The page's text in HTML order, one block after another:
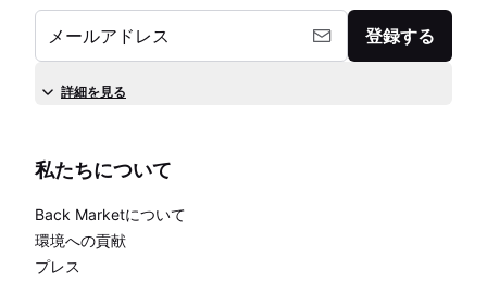
メールアドレス 登録する
詳細を見る
私たちについて
Back Marketについて
環境への貢献
プレス